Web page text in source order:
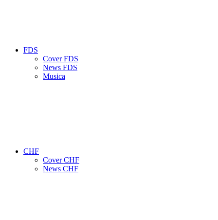
FDS
Cover FDS
News FDS
Musica
CHF
Cover CHF
News CHF